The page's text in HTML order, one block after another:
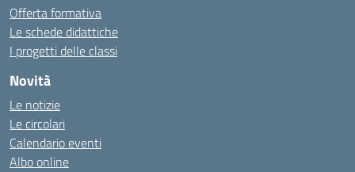
Offerta formativa
Le schede didattiche
I progetti delle classi
Novità
Le notizie
Le circolari
Calendario eventi
Albo online